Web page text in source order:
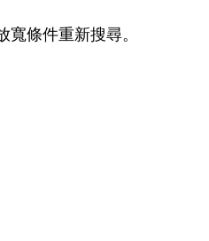
條件重新搜尋。